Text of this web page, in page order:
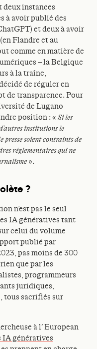
deux instances
à avoir publié des
et deux à avoir
Flandre et au
comme en matière de
– la Belgique
à la traîne,
de réguler en
de transparence. Pour
de Lugano
position : « Si les
institutions le
presse soient contraints de
réglementaires qui ne
».
?
n’est pas le seul
IA génératives tant
celui du volume
publié par
pas moins de 300
que par les
programmeurs
juridiques,
tous sacrifiés sur
à l’ European
IA génératives